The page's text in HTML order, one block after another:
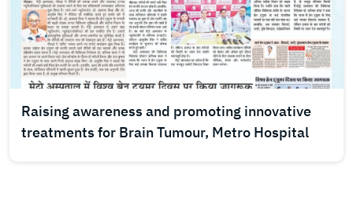
Raising awareness and promoting innovative
treatments for Brain Tumour, Metro Hospital